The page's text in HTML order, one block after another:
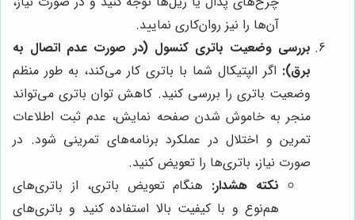
آن‌ها را نیز روان‌کاری نمایید.
بررسی وضعیت باتری کنسول (در صورت عدم اتصال به
برق): اگر الپتیکال شما با باتری کار می‌کند، به طور منظم
وضعیت باتری را بررسی کنید. کاهش توان باتری می‌تواند
منجر به خاموش شدن صفحه نمایش، عدم ثبت اطلاعات
تمرین و اختلال در عملکرد برنامه‌های تمرینی شود. در
صورت نیاز، باتری‌ها را تعویض کنید.
نکته هشدار: هنگام تعویض باتری، از باتری‌های
هم‌نوع و با کیفیت بالا استفاده کنید و باتری‌های